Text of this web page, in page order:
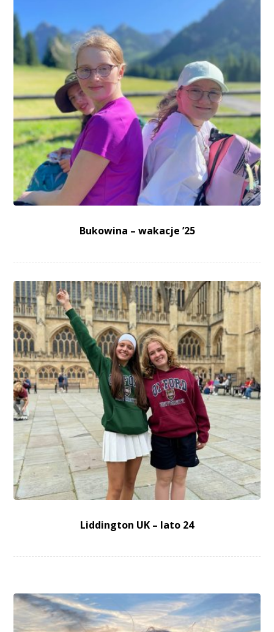
Bukowina – wakacje ’25
Liddington UK – lato 24